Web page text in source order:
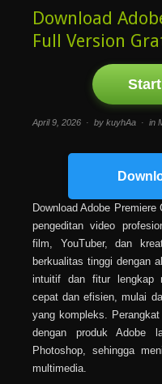
Download
Full Version
April 9, 2026 · by kuyhAa · in
Download Adobe
pengeditan video
film, YouTuber, dan
berkualitas tinggi dengan
intuitif dan fitur lengkap
cepat dan efisien, mulai
yang kompleks.
dengan produk Adobe
Photoshop, sehingga
multimedia.